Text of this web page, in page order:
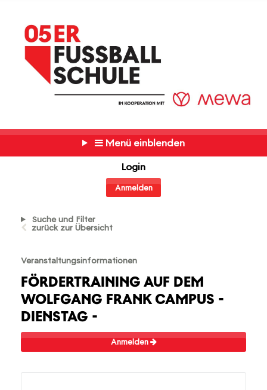
Menü einblenden
Login
Anmelden
Suche und Filter
zurück zur Übersicht
Veranstaltungsinformationen
FÖRDERTRAINING AUF DEM
WOLFGANG FRANK CAMPUS -
DIENSTAG -
Anmelden